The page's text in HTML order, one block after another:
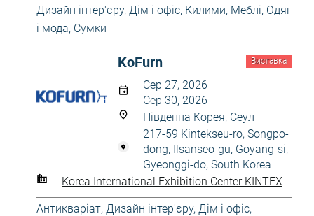
Дизайн інтер'єру, Дім і офіс, Килими, Меблі, Одяг
і мода, Сумки
Виставка
KoFurn
Сер 27, 2026
Сер 30, 2026
Південна Корея, Сеул
217-59 Kintekseu-ro, Songpo-
dong, Ilsanseo-gu, Goyang-si,
Gyeonggi-do, South Korea
Korea International Exhibition Center KINTEX
Антикваріат, Дизайн інтер'єру, Дім і офіс,